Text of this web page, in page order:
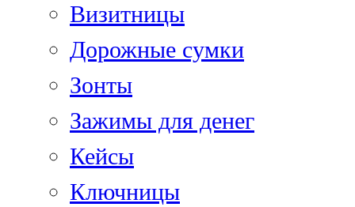
Визитницы
Дорожные сумки
Зонты
Зажимы для денег
Кейсы
Ключницы